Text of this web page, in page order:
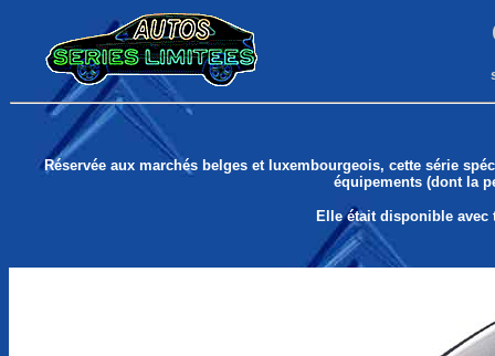
Réservée aux marchés belges et luxembourgeois, cette série
équipements (dont la
Elle était disponible